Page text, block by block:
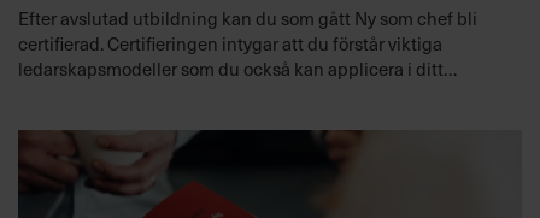
Efter avslutad utbildning kan du som gått Ny som chef bli
certifierad. Certifieringen intygar att du förstår viktiga
ledarskapsmodeller som du också kan applicera i ditt